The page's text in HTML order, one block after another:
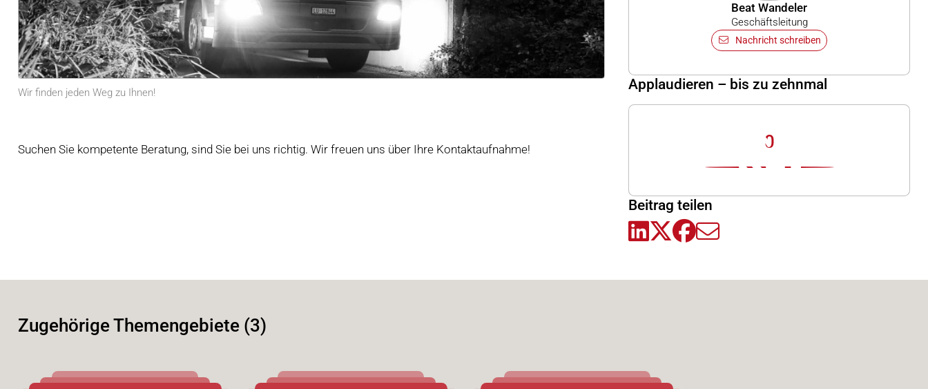
Wir finden jeden Weg zu Ihnen!
Suchen Sie kompetente Beratung, sind Sie bei uns richtig. Wir freuen uns über Ihre Kontaktaufnahme!
Beat Wandeler
Geschäftsleitung
Nachricht schreiben
Applaudieren – bis zu zehnmal
0
Beitrag teilen
Zugehörige Themengebiete (3)